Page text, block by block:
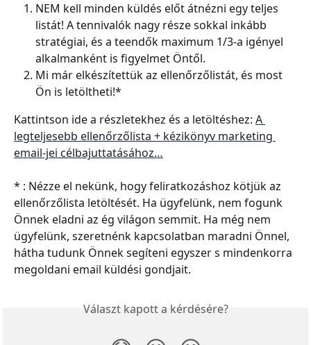
NEM kell minden küldés előt átnézni egy teljes
listát! A tennivalók nagy része sokkal inkább
stratégiai, és a teendők maximum 1/3-a igényel
alkalmanként is figyelmet Öntől.
Mi már elkészítettük az ellenőrzőlistát, és most
Ön is letöltheti!*
Kattintson ide a részletekhez és a letöltéshez: A
legteljesebb ellenőrzőlista + kézikönyv marketing
email-jei célbajuttatásához…
* : Nézze el nekünk, hogy feliratkozáshoz kötjük az
ellenőrzőlista letöltését. Ha ügyfelünk, nem fogunk
Önnek eladni az ég világon semmit. Ha még nem
ügyfelünk, szeretnénk kapcsolatban maradni Önnel,
hátha tudunk Önnek segíteni egyszer s mindenkorra
megoldani email küldési gondjait.
Választ kapott a kérdésére?